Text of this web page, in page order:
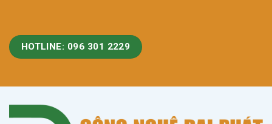
HOTLINE: 096 301 2229